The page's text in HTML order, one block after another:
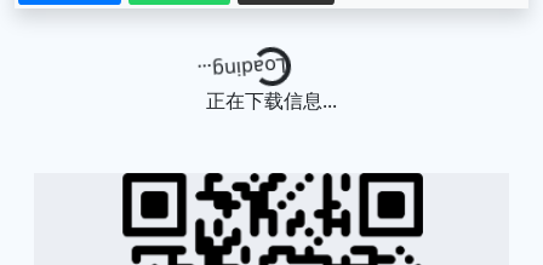
Loading...
正在下载信息...